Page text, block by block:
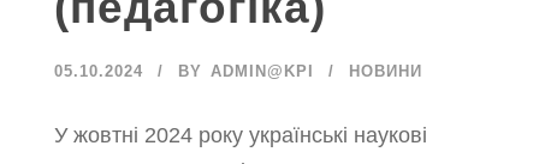
05.10.2024 BY ADMIN@KPI НОВИНИ
У жовтні 2024 року українські наукові